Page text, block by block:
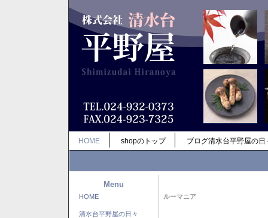
HOME shopのトップ ブログ清水台平野屋の日
Menu
HOME
清水台平野屋の日々
ルーマニア